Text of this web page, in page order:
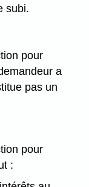
subi.
pour
a
pas un
pour
: